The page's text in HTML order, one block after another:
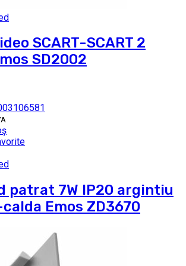
SCART-SCART 2
SD2002
patrat 7W IP20 argintiu
Emos ZD3670